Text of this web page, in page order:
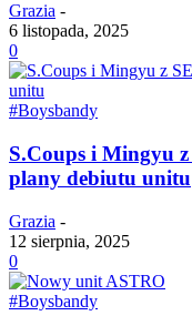
Grazia -
6 listopada, 2025
0
#Boysbandy
S.Coups i Mingyu
plany debiutu unitu
Grazia -
12 sierpnia, 2025
0
#Boysbandy